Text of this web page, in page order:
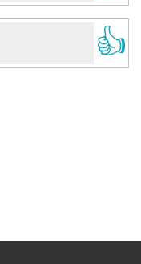
👍